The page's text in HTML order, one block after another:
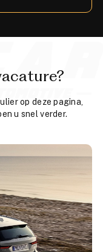
op deze pagina,
u snel verder.